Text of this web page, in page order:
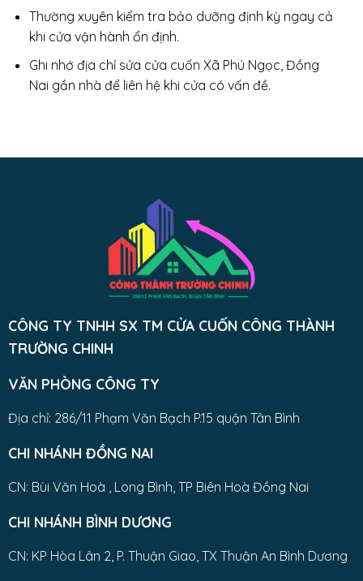
Thường xuyên kiểm tra bảo dưỡng định kỳ ngay cả
khi cửa vận hành ổn định.
Ghi nhớ địa chỉ sửa cửa cuốn Xã Phú Ngọc, Đồng
Nai gần nhà để liên hệ khi cửa có vấn đề.
CÔNG TY TNHH SX TM CỬA CUỐN CÔNG THÀNH
TRƯỜNG CHINH
VĂN PHÒNG CÔNG TY
Địa chỉ: 286/11 Phạm Văn Bạch P.15 quận Tân Bình
CHI NHÁNH ĐỒNG NAI
CN: Bùi Văn Hoà , Long Bình, TP Biên Hoà Đồng Nai
CHI NHÁNH BÌNH DƯƠNG
CN: KP Hòa Lân 2, P. Thuận Giao, TX Thuận An Bình Dương